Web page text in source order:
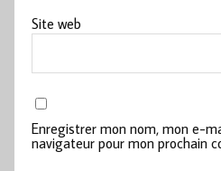
Site web
Enregistrer mon nom, mon e-
navigateur pour mon prochain